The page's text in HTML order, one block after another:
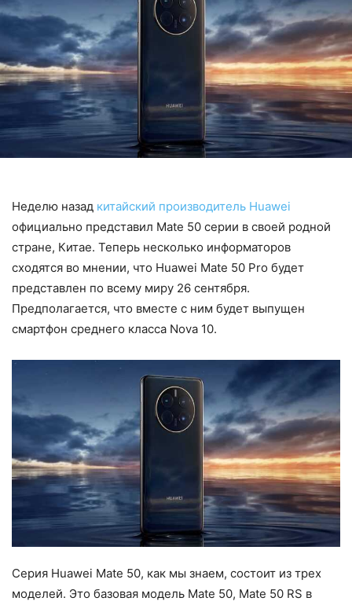
Неделю назад китайский производитель Huawei
официально представил Mate 50 серии в своей родной
стране, Китае. Теперь несколько информаторов
сходятся во мнении, что Huawei Mate 50 Pro будет
представлен по всему миру 26 сентября.
Предполагается, что вместе с ним будет выпущен
смартфон среднего класса Nova 10.
Серия Huawei Mate 50, как мы знаем, состоит из трех
моделей. Это базовая модель Mate 50, Mate 50 RS в